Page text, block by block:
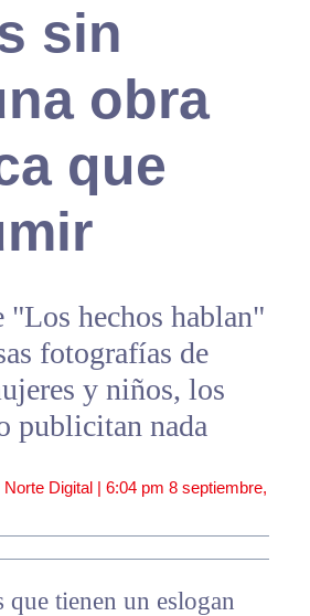
sin
obra
que
"Los hechos hablan"
fotografías de
y niños, los
publicitan nada
Digital | 6:04 pm 8 septiembre,
que tienen un eslogan